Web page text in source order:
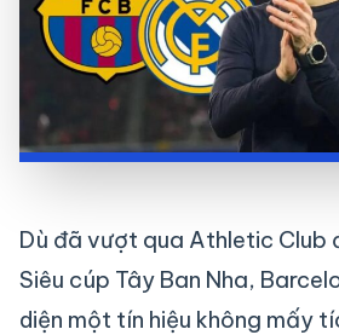
Dù đã vượt qua Athletic Club
Siêu cúp Tây Ban Nha,
diện một tín hiệu không mấy